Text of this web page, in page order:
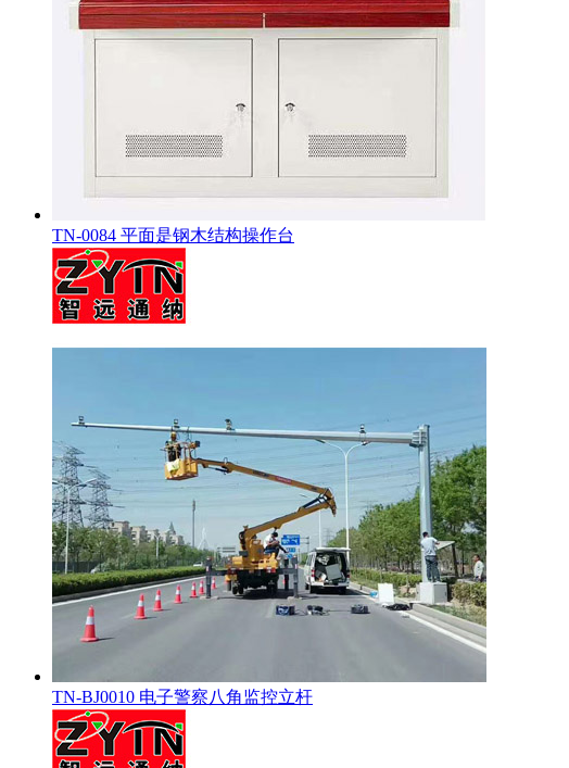
TN-0084 平面是钢木结构操作台
TN-BJ0010 电子警察八角监控立杆